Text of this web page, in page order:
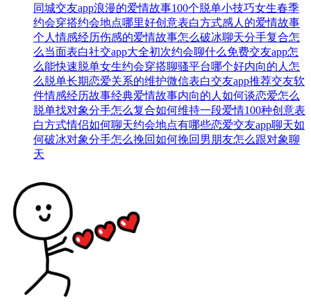
同城交友app浪漫的爱情故事100个脱单小技巧女生春季
约会穿搭约会地点哪里好创意表白方式感人的爱情故事
个人情感经历伤感的爱情故事怎么破冰聊天分手复合怎
么当面表白社交app大全初次约会聊什么免费交友app怎
么能快速脱单女生约会穿搭聊骚平台哪个好内向的人怎
么脱单长期恋爱关系的维护微信表白交友app推荐交友软
件情感经历故事经典爱情故事内向的人如何谈恋爱怎么
脱单找对象分手怎么复合如何维持一段爱情100种创意表
白方式情侣如何聊天约会地点有哪些恋爱交友app聊天如
何破冰对象分手怎么挽回如何挽回男朋友怎么跟对象聊
天